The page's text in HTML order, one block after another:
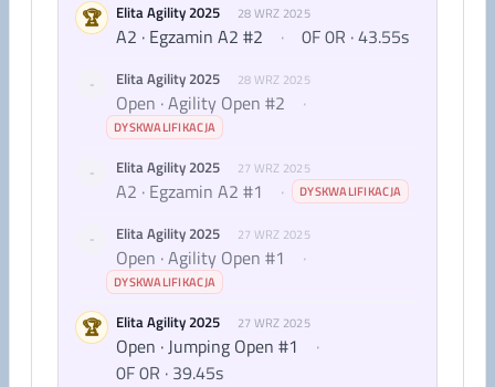
🏆 Elita Agility 2025 28 WRZ 2025
A2 · Egzamin A2 #2 · 0F 0R · 43.55s
- Elita Agility 2025 28 WRZ 2025
Open · Agility Open #2 ·
DYSKWALIFIKACJA
- Elita Agility 2025 27 WRZ 2025
A2 · Egzamin A2 #1 · DYSKWALIFIKACJA
- Elita Agility 2025 27 WRZ 2025
Open · Agility Open #1 ·
DYSKWALIFIKACJA
🏆 Elita Agility 2025 27 WRZ 2025
Open · Jumping Open #1
·
0F 0R · 39.45s